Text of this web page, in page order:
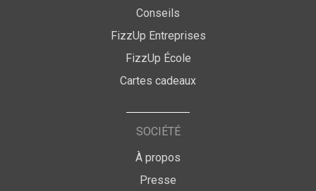
Conseils
FizzUp Entreprises
FizzUp École
Cartes cadeaux
SOCIÉTÉ
À propos
Presse